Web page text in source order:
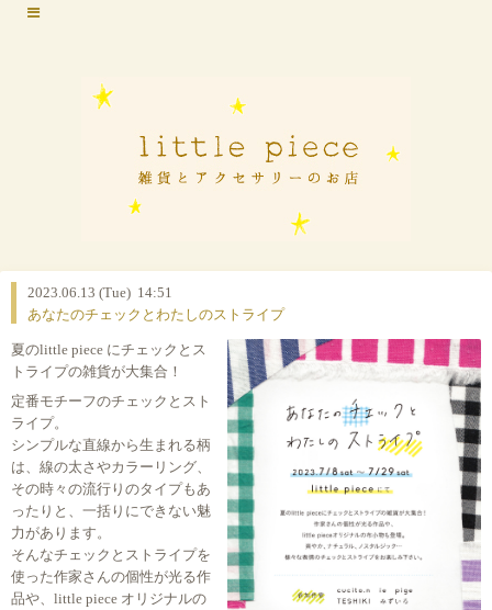
2023.06.13 (Tue) 14:51
あなたのチェックとわたしのストライプ
夏のlittle piece にチェックとス
トライプの雑貨が大集合！
定番モチーフのチェックとスト
ライプ。
シンプルな直線から生まれる柄
は、線の太さやカラーリング、
その時々の流行りのタイプもあ
ったりと、一括りにできない魅
力があります。
そんなチェックとストライプを
使った作家さんの個性が光る作
品や、little piece オリジナルの